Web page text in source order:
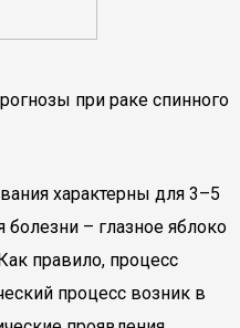
при раке спинного
характерны для 3–5
– глазное яблоко
правило, процесс
процесс возник в